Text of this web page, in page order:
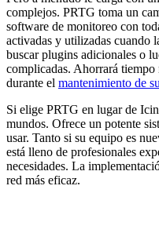
complejos. PRTG toma un
software de monitoreo con
activadas y utilizadas cuando
buscar plugins adicionales o
complicadas. Ahorrará
durante el mantenimiento de
Si elige PRTG en lugar de
mundos. Ofrece un potente
usar. Tanto si su equipo es
está lleno de profesionales
necesidades. La
red más eficaz.